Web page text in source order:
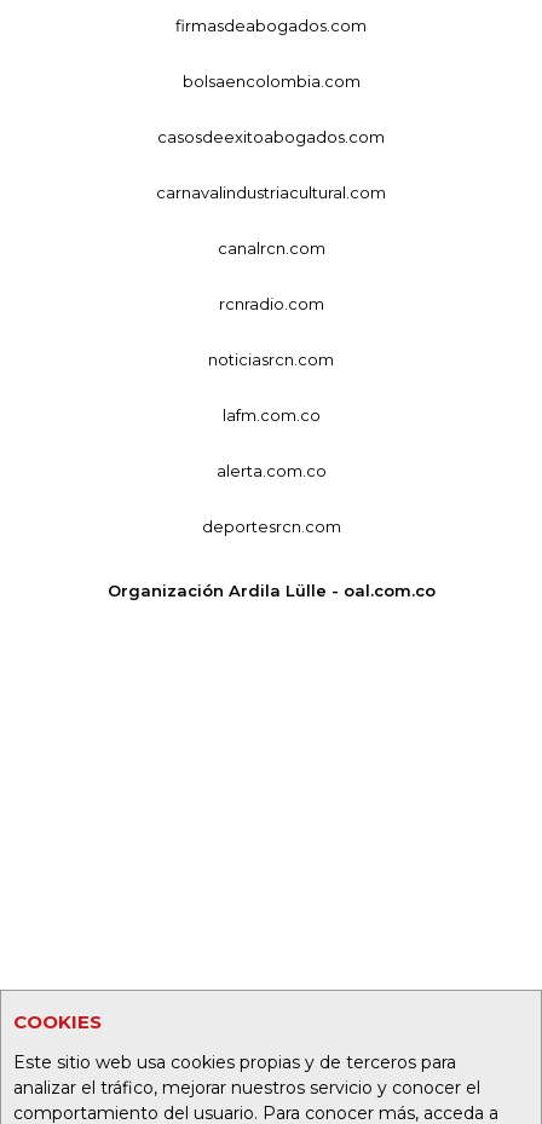
COOKIES
Este sitio web usa cookies propias y de terceros para
analizar el tráfico, mejorar nuestros servicio y conocer el
comportamiento del usuario. Para conocer más, acceda a
firmasdeabogados.com
bolsaencolombia.com
casosdeexitoabogados.com
carnavalindustriacultural.com
canalrcn.com
rcnradio.com
noticiasrcn.com
lafm.com.co
alerta.com.co
deportesrcn.com
Organización Ardila Lülle - oal.com.co